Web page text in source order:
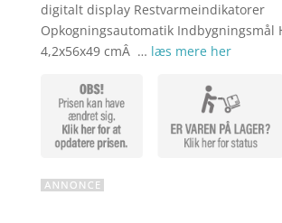
digitalt display Restvarmeindikatorer
Opkogningsautomatik Indbygningsmål
4,2x56x49 cmÂ … læs mere her